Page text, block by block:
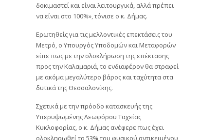
δοκιμαστεί και είναι λειτουργικά, αλλά πρέπει
να είναι στο 100%», τόνισε ο κ. Δήμας.
Ερωτηθείς για τις μελλοντικές επεκτάσεις του
Μετρό, ο Υπουργός Υποδομών και Μεταφορών
είπε πως με την ολοκλήρωση της επέκτασης
προς την Καλαμαριά, το ενδιαφέρον θα στραφεί
με ακόμα μεγαλύτερο βάρος και ταχύτητα στα
δυτικά της Θεσσαλονίκης.
Σχετικά με την πρόοδο κατασκευής της
Υπερυψωμένης Λεωφόρου Ταχείας
Κυκλοφορίας, ο κ. Δήμας ανέφερε πως έχει
ολοκληρωθεί το 53% του φυσικού αντικειμένου